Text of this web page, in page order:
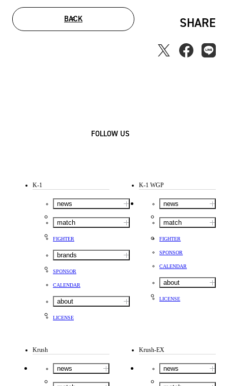
BACK SHARE
FOLLOW US
K-1
news
match
FIGHTER
brands
SPONSOR
CALENDAR
about
LICENSE
K-1 WGP
news
match
FIGHTER
SPONSOR
CALENDAR
about
LICENSE
Krush
news
Krush-EX
news